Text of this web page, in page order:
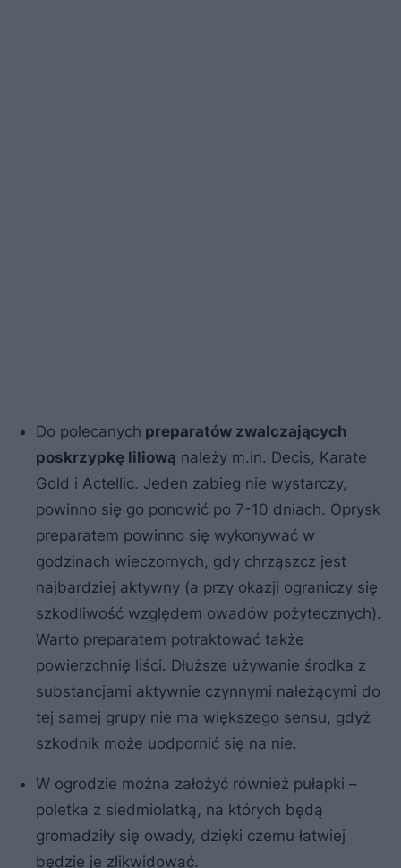
Do polecanych preparatów zwalczających
poskrzypkę liliową należy m.in. Decis, Karate
Gold i Actellic. Jeden zabieg nie wystarczy,
powinno się go ponowić po 7-10 dniach. Oprysk
preparatem powinno się wykonywać w
godzinach wieczornych, gdy chrząszcz jest
najbardziej aktywny (a przy okazji ograniczy się
szkodliwość względem owadów pożytecznych).
Warto preparatem potraktować także
powierzchnię liści. Dłuższe używanie środka z
substancjami aktywnie czynnymi należącymi do
tej samej grupy nie ma większego sensu, gdyż
szkodnik może uodpornić się na nie.
W ogrodzie można założyć również pułapki –
poletka z siedmiolatką, na których będą
gromadziły się owady, dzięki czemu łatwiej
będzie je zlikwidować.